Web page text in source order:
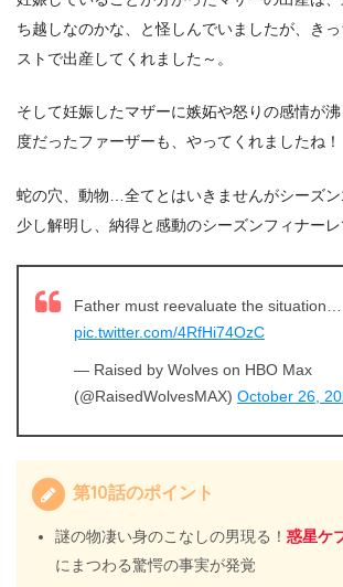
ち越しなのかな、と怪しんでいましたが、き
ストで出産してくれました～。
そして妊娠したマザーに嫉妬や怒りの感情が
度だったファーザーも、やってくれましたね！
蛇の穴、動物…全てとはいきませんがシーズ
少し解明し、納得と感動のシーズンフィナーレ
Father must reevaluate the situation…
pic.twitter.com/4RfHi74OzC
— Raised by Wolves on HBO Max
(@RaisedWolvesMAX) October 26,
第10話のポイント
謎の物凄い身のこなしの男現る！ 惑星ケ
にまつわる驚愕の事実が発覚